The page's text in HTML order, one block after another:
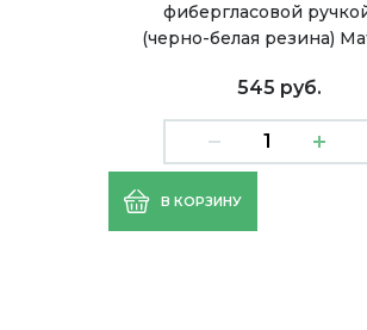
фибергласовой
(черно-белая резина)
545 руб.
В КОРЗИНУ